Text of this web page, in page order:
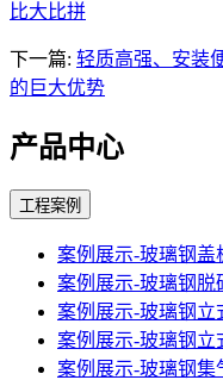
比大比拼
下一篇: 轻质高强、安装
的巨大优势
产品中心
工程案例
案例展示-玻璃钢盖
案例展示-玻璃钢脱
案例展示-玻璃钢立
案例展示-玻璃钢立
案例展示-玻璃钢集